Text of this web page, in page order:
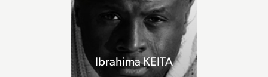
Ibrahima KEITA